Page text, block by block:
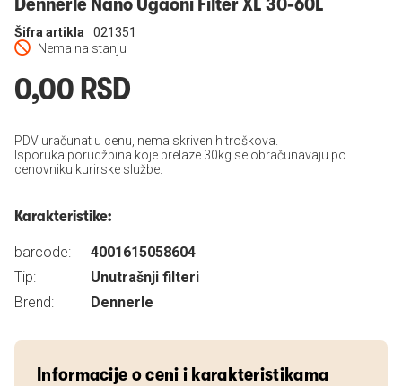
Nema na stanju
Šifra artikla 021351
0,00 RSD
PDV uračunat u cenu, nema skrivenih troškova.
Isporuka porudžbina koje prelaze 30kg se obračunavaju po
cenovniku kurirske službe.
Karakteristike:
barcode:
4001615058604
Tip:
Unutrašnji filteri
Brend:
Dennerle
Informacije o ceni i karakteristikama